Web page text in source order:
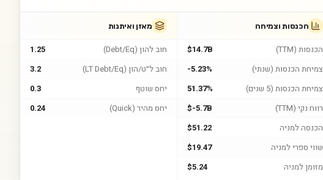
הכנסות וצמיחה
הכנסות (TTM)
$14.7B
צמיחת הכנסות (שנתי)
-5.23%
צמיחת הכנסות (5 שנים)
51.37%
רווח נקי (TTM)
$-5.7B
הכנסה למניה
$51.22
שווי ספרי למניה
$19.47
מזומן למניה
$5.24
מאזן ואיתנות
חוב להון (Debt/Eq)
1.25
חוב ל״ט/הון (LT Debt/Eq)
3.2
יחס שוטף
0.3
יחס מהיר (Quick)
0.24